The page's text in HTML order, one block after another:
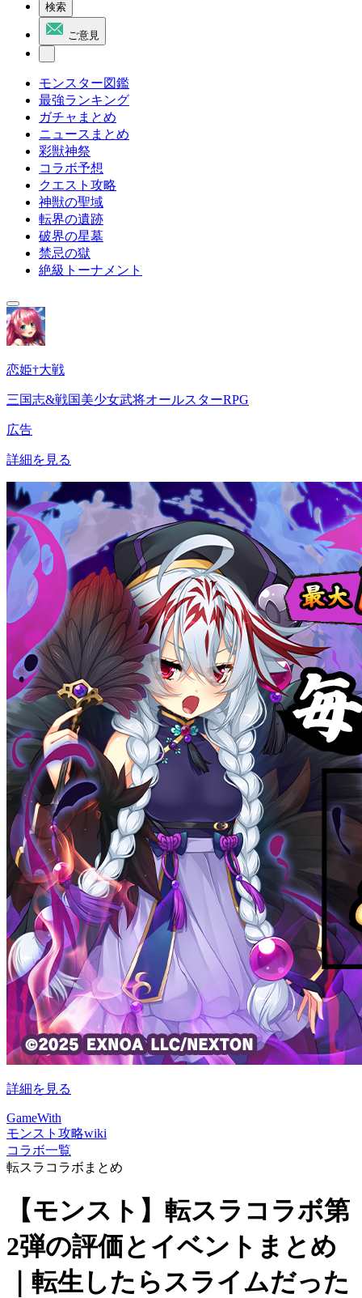
検索
ご意見
モンスター図鑑
最強ランキング
ガチャまとめ
ニュースまとめ
彩獣神祭
コラボ予想
クエスト攻略
神獣の聖域
転界の遺跡
破界の星墓
禁忌の獄
絶級トーナメント
恋姫†大戦
三国志&戦国美少女武将オールスターRPG
広告
詳細を見る
詳細を見る
GameWith
モンスト攻略wiki
コラボ一覧
転スラコラボまとめ
【モンスト】転スラコラボ第
2弾の評価とイベントまとめ
｜転生したらスライムだった